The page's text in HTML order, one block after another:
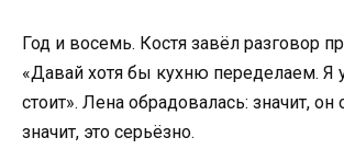
Год и восемь. Костя завёл разговор
«Давай хотя бы кухню переделаем. Я
стоит». Лена обрадовалась: значит, он
значит, это серьёзно.